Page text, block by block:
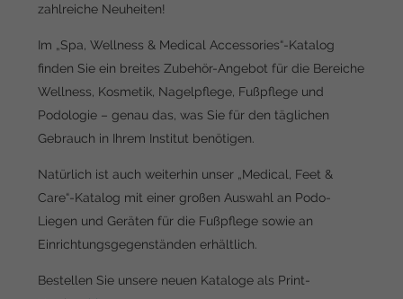
zahlreiche Neuheiten!
Im „Spa, Wellness & Medical Accessories“-Katalog
finden Sie ein breites Zubehör-Angebot für die Bereiche
Wellness, Kosmetik, Nagelpflege, Fußpflege und
Podologie – genau das, was Sie für den täglichen
Gebrauch in Ihrem Institut benötigen.
Natürlich ist auch weiterhin unser „Medical, Feet &
Care“-Katalog mit einer großen Auswahl an Podo-
Liegen und Geräten für die Fußpflege sowie an
Einrichtungsgegenständen erhältlich.
Bestellen Sie unsere neuen Kataloge als Print-